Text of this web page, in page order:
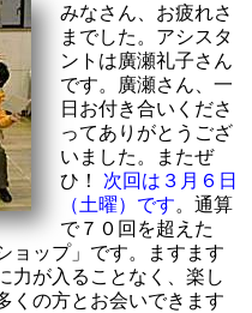
みなさん、お疲れさ
までした。アシスタ
ントは廣瀬礼子さん
です。廣瀬さん、一
日お付き合いくださ
ってありがとうござ
いました。またぜ
ひ！ 次回は３月６日
（土曜）です。通算
で７０回を超えた
ョップ」です。ますます
力が入ることなく、楽し
くの方とお会いできます